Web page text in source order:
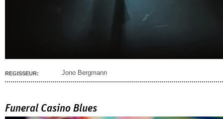
REGISSEUR: Jono Bergmann
Funeral Casino Blues